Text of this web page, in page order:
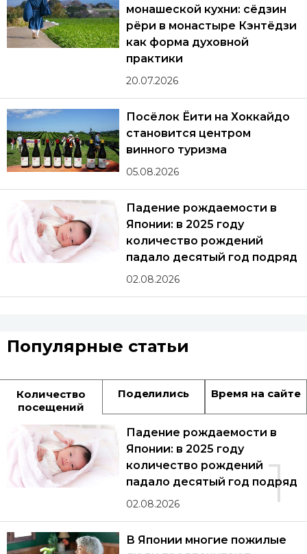
монашеской кухни: сёдзин
рёри в монастыре Кэнтёдзи
как форма духовной
практики
20.07.2026
Посёлок Ёити на Хоккайдо
становится центром
винного туризма
05.08.2026
Падение рождаемости в
Японии: в 2025 году
количество рождений
падало десятый год подряд
02.08.2026
Популярные статьи
Количество
посещений
Поделились Время на сайте
1
Падение рождаемости в
Японии: в 2025 году
количество рождений
падало десятый год подряд
02.08.2026
В Японии многие пожилые